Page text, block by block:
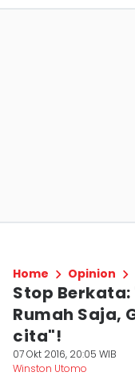
Home Opinion
Stop
Rumah Saja,
cita"!
07 Okt 2016, 20:05 WIB
Winston Utomo